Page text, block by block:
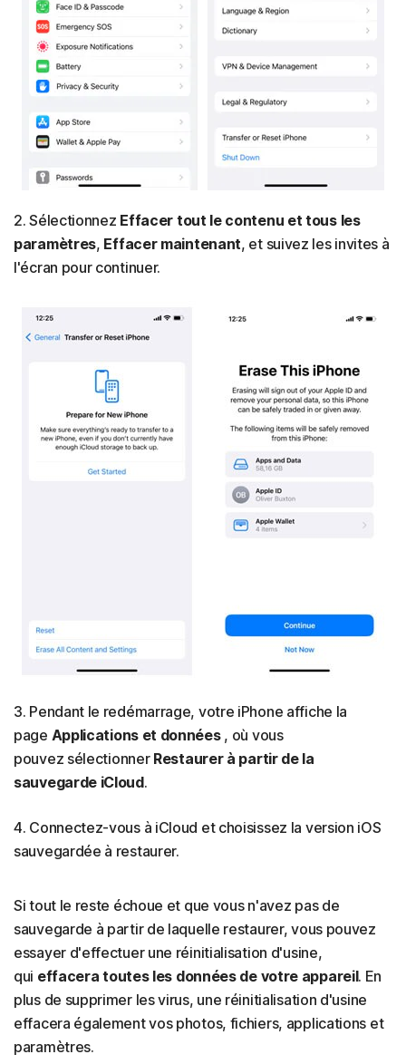
2. Sélectionnez Effacer tout le contenu et tous les
paramètres, Effacer maintenant, et suivez les invites à
l'écran pour continuer.
3. Pendant le redémarrage, votre iPhone affiche la
page Applications et données, où vous
pouvez sélectionnerRestaurer à partir de la
sauvegarde iCloud.
4. Connectez-vous à iCloud et choisissez la version iOS
sauvegardée à restaurer.
Si tout le reste échoue et que vous n'avez pas de
sauvegarde à partir de laquelle restaurer, vous pouvez
essayer d'effectuer une réinitialisation d'usine,
qui effacera toutes les données de votre appareil. En
plus de supprimer les virus, une réinitialisation d'usine
effacera également vos photos, fichiers, applications et
paramètres.